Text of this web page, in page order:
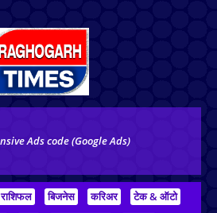
Ads code (Google Ads)
राशिफल बिजनेस करिअर
टेक & ऑटो